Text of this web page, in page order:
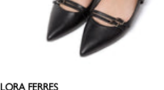
LORA FERRES